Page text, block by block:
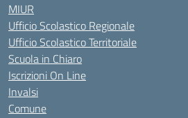
MIUR
Ufficio Scolastico Regionale
Ufficio Scolastico Territoriale
Scuola in Chiaro
Iscrizioni On Line
Invalsi
Comune